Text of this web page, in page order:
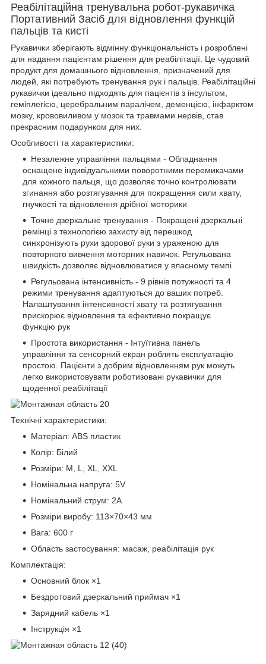
Реабілітаційна тренувальна робот-рукавичка
Портативний Засіб для відновлення функцій
пальців та кисті
Рукавички зберігають відмінну функціональність і розроблені
для надання пацієнтам рішення для реабілітації. Це чудовий
продукт для домашнього відновлення, призначений для
людей, які потребують тренування рук і пальців. Реабілітаційні
рукавички ідеально підходять для пацієнтів з інсультом,
геміплегією, церебральним паралічем, деменцією, інфарктом
мозку, крововиливом у мозок та травмами нервів, став
прекрасним подарунком для них.
Особливості та характеристики:
Незалежне управління пальцями - Обладнання
оснащене індивідуальними поворотними перемикачами
для кожного пальця, що дозволяє точно контролювати
згинання або розтягування для покращення сили хвату,
гнучкості та відновлення дрібної моторики
Точне дзеркальне тренування - Покращені дзеркальні
ремінці з технологією захисту від перешкод
синхронізують рухи здорової руки з ураженою для
повторного вивчення моторних навичок. Регульована
швидкість дозволяє відновлюватися у власному темпі
Регульована інтенсивність - 9 рівнів потужності та 4
режими тренування адаптуються до ваших потреб.
Налаштування інтенсивності хвату та розтягування
прискорює відновлення та ефективно покращує
функцію рук
Простота використання - Інтуїтивна панель
управління та сенсорний екран роблять експлуатацію
простою. Пацієнти з добрим відновленням рук можуть
легко використовувати роботизовані рукавички для
щоденної реабілітації
Технічні характеристики:
Матеріал: ABS пластик
Колір: Білий
Розміри: M, L, XL, XXL
Номінальна напруга: 5V
Номінальний струм: 2A
Розміри виробу: 113×70×43 мм
Вага: 600 г
Область застосування: масаж, реабілітація рук
Комплектація:
Основний блок ×1
Бездротовий дзеркальний приймач ×1
Зарядний кабель ×1
Інструкція ×1